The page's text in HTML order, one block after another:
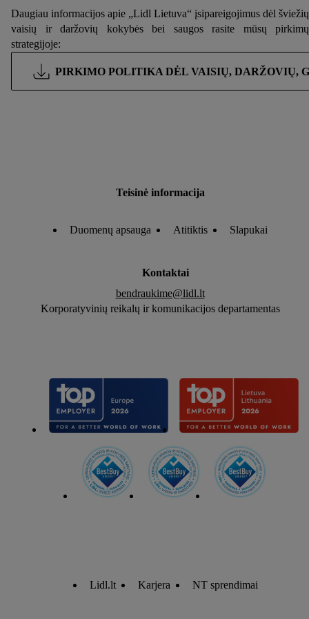
Daugiau informacijos apie „Lidl Lietuva“ įsipareigojimus dėl šviežių
vaisių ir daržovių kokybės bei saugos rasite mūsų pirkimų
strategijoje:
PIRKIMO POLITIKA DĖL VAISIŲ, DARŽOVIŲ,
Teisinė informacija
Duomenų apsauga Atitiktis Slapukai
Kontaktai
bendraukime@lidl.lt
Korporatyvinių reikalų ir komunikacijos departamentas
Lidl.lt Karjera NT sprendimai
mūsų
privatumo politikoje arba paspaudus